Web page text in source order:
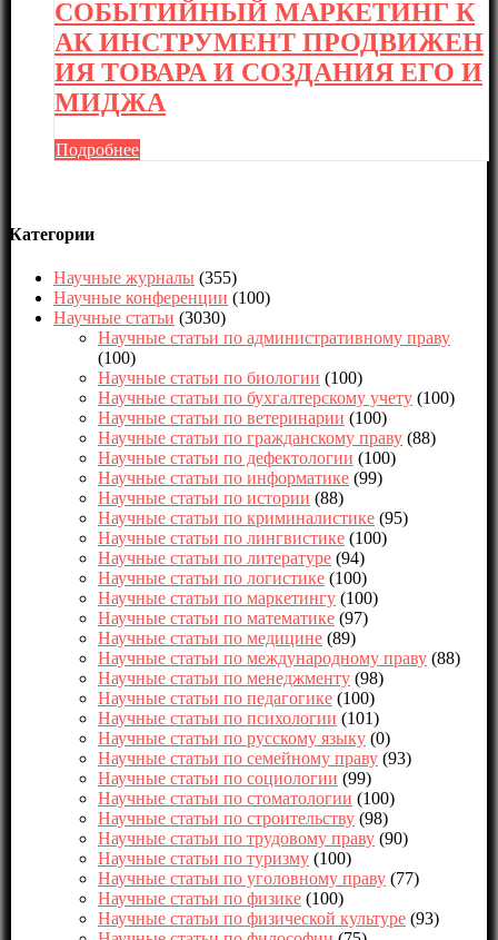
СОБЫТИЙНЫЙ МАРКЕТИНГ К
АК ИНСТРУМЕНТ ПРОДВИЖЕН
ИЯ ТОВАРА И СОЗДАНИЯ ЕГО И
МИДЖА
Подробнее
Категории
Научные журналы (355)
Научные конференции (100)
Научные статьи (3030)
Научные статьи по административному праву
(100)
Научные статьи по биологии (100)
Научные статьи по бухгалтерскому учету (100)
Научные статьи по ветеринарии (100)
Научные статьи по гражданскому праву (88)
Научные статьи по дефектологии (100)
Научные статьи по информатике (99)
Научные статьи по истории (88)
Научные статьи по криминалистике (95)
Научные статьи по лингвистике (100)
Научные статьи по литературе (94)
Научные статьи по логистике (100)
Научные статьи по маркетингу (100)
Научные статьи по математике (97)
Научные статьи по медицине (89)
Научные статьи по международному праву (88)
Научные статьи по менеджменту (98)
Научные статьи по педагогике (100)
Научные статьи по психологии (101)
Научные статьи по русскому языку (0)
Научные статьи по семейному праву (93)
Научные статьи по социологии (99)
Научные статьи по стоматологии (100)
Научные статьи по строительству (98)
Научные статьи по трудовому праву (90)
Научные статьи по туризму (100)
Научные статьи по уголовному праву (77)
Научные статьи по физике (100)
Научные статьи по физической культуре (93)